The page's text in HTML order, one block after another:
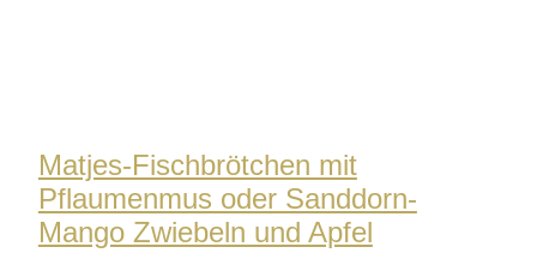
Matjes-Fischbrötchen mit
Pflaumenmus oder Sanddorn-
Mango Zwiebeln und Apfel